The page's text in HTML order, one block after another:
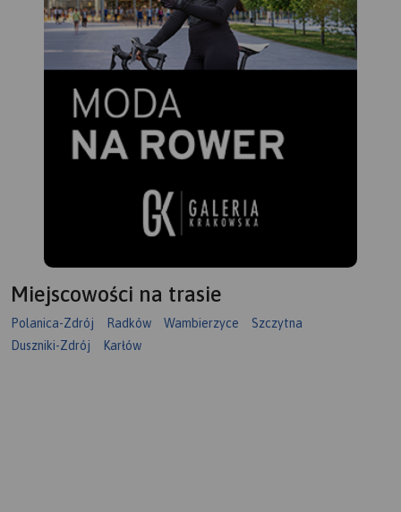
Miejscowości na trasie
Polanica-Zdrój Radków Wambierzyce
Szczytna
Duszniki-Zdrój
Karłów